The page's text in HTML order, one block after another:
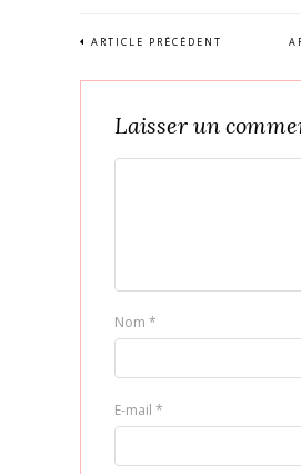
ARTICLE PRÉCÉDENT
Laisser un
Nom *
E-mail *